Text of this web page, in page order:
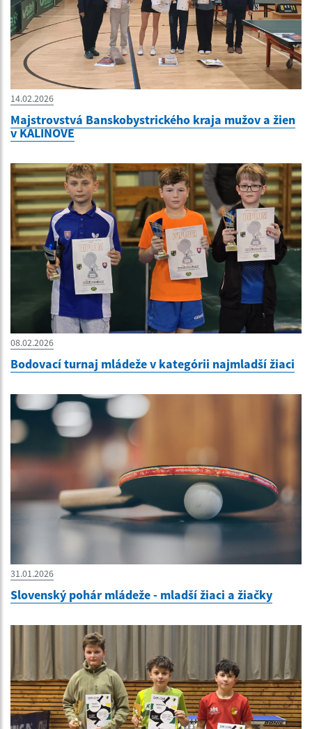
14.02.2026
Majstrovstvá Banskobystrického kraja mužov a žien
v KALINOVE
08.02.2026
Bodovací turnaj mládeže v kategórii najmladší žiaci
31.01.2026
Slovenský pohár mládeže - mladší žiaci a žiačky